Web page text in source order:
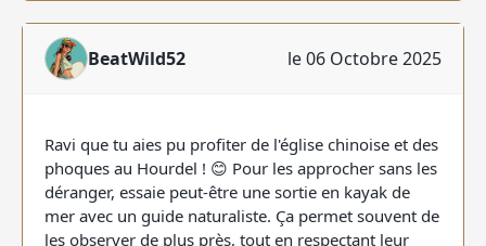
BeatWild52 le 06 Octobre 2025
Ravi que tu aies pu profiter de l'église chinoise et des
phoques au Hourdel ! 😊 Pour les approcher sans les
déranger, essaie peut-être une sortie en kayak de
mer avec un guide naturaliste. Ça permet souvent de
les observer de plus près, tout en respectant leur